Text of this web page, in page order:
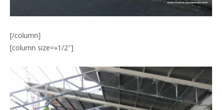
[/column]
[column size=»1/2″]